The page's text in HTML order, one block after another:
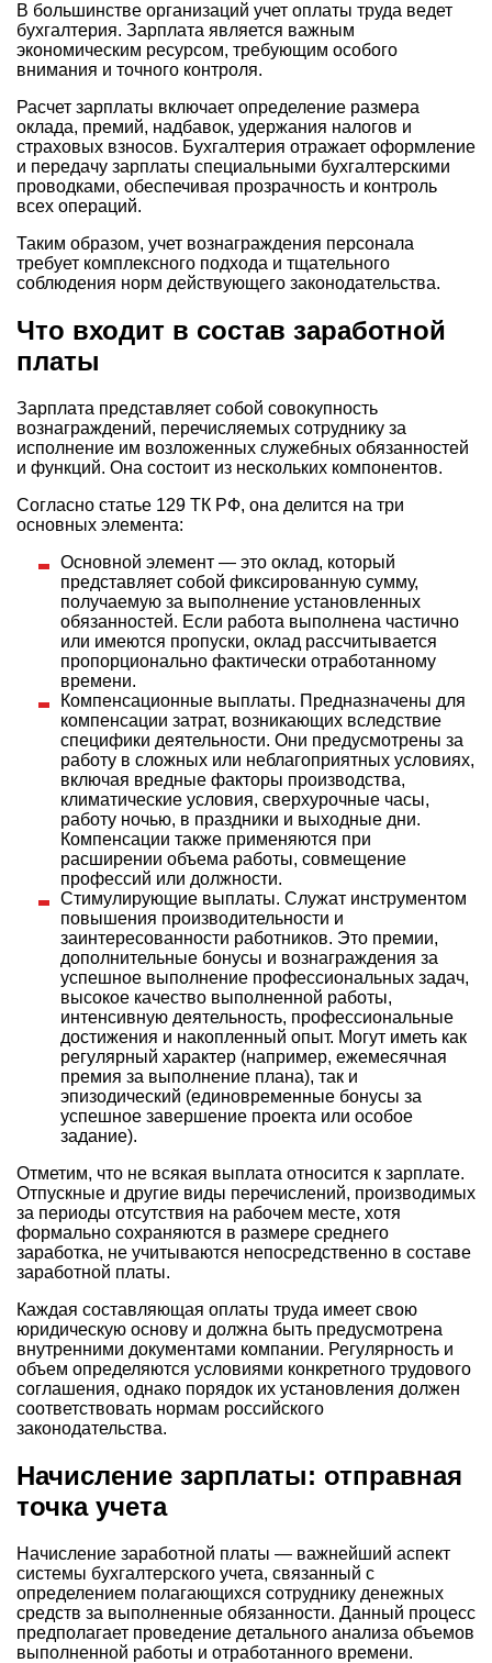
В большинстве организаций учет оплаты труда ведет
бухгалтерия. Зарплата является важным
экономическим ресурсом, требующим особого
внимания и точного контроля.
Расчет зарплаты включает определение размера
оклада, премий, надбавок, удержания налогов и
страховых взносов. Бухгалтерия отражает оформление
и передачу зарплаты специальными бухгалтерскими
проводками, обеспечивая прозрачность и контроль
всех операций.
Таким образом, учет вознаграждения персонала
требует комплексного подхода и тщательного
соблюдения норм действующего законодательства.
Что входит в состав заработной
платы
Зарплата представляет собой совокупность
вознаграждений, перечисляемых сотруднику за
исполнение им возложенных служебных обязанностей
и функций. Она состоит из нескольких компонентов.
Согласно статье 129 ТК РФ, она делится на три
основных элемента:
Основной элемент — это оклад, который
представляет собой фиксированную сумму,
получаемую за выполнение установленных
обязанностей. Если работа выполнена частично
или имеются пропуски, оклад рассчитывается
пропорционально фактически отработанному
времени.
Компенсационные выплаты. Предназначены для
компенсации затрат, возникающих вследствие
специфики деятельности. Они предусмотрены за
работу в сложных или неблагоприятных условиях,
включая вредные факторы производства,
климатические условия, сверхурочные часы,
работу ночью, в праздники и выходные дни.
Компенсации также применяются при
расширении объема работы, совмещение
профессий или должности.
Стимулирующие выплаты. Служат инструментом
повышения производительности и
заинтересованности работников. Это премии,
дополнительные бонусы и вознаграждения за
успешное выполнение профессиональных задач,
высокое качество выполненной работы,
интенсивную деятельность, профессиональные
достижения и накопленный опыт. Могут иметь как
регулярный характер (например, ежемесячная
премия за выполнение плана), так и
эпизодический (единовременные бонусы за
успешное завершение проекта или особое
задание).
Отметим, что не всякая выплата относится к зарплате.
Отпускные и другие виды перечислений, производимых
за периоды отсутствия на рабочем месте, хотя
формально сохраняются в размере среднего
заработка, не учитываются непосредственно в составе
заработной платы.
Каждая составляющая оплаты труда имеет свою
юридическую основу и должна быть предусмотрена
внутренними документами компании. Регулярность и
объем определяются условиями конкретного трудового
соглашения, однако порядок их установления должен
соответствовать нормам российского
законодательства.
Начисление зарплаты: отправная
точка учета
Начисление заработной платы — важнейший аспект
системы бухгалтерского учета, связанный с
определением полагающихся сотруднику денежных
средств за выполненные обязанности. Данный процесс
предполагает проведение детального анализа объемов
выполненной работы и отработанного времени.